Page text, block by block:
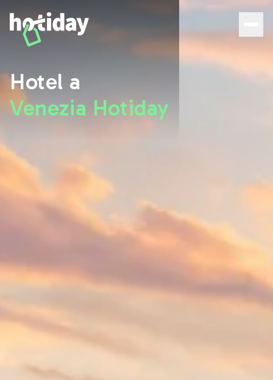
Hotel a
Venezia Hotiday
Hotel a Venezia: scopri le migliori camere con Hotiday -